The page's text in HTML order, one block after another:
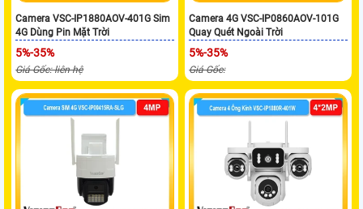
Camera VSC-IP1880AOV-401G Sim
4G Dùng Pin Mặt Trời
5%-35%
Giá Gốc: liên hệ
Camera 4G VSC-IP0860AOV-101G
Quay Quét Ngoài Trời
5%-35%
Giá Gốc: